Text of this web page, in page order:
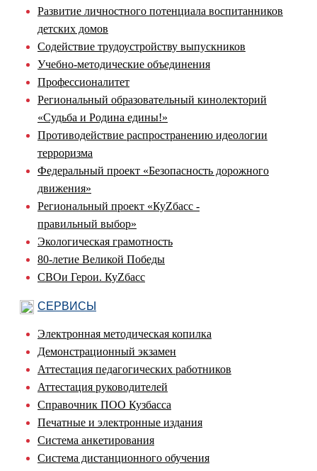
Развитие личностного потенциала воспитанников
детских домов
Содействие трудоустройству выпускников
Учебно-методические объединения
Профессионалитет
Региональный образовательный кинолекторий
«Судьба и Родина едины!»
Противодействие распространению идеологии
терроризма
Федеральный проект «Безопасность дорожного
движения»
Региональный проект «КуZбасс -
правильный выбор»
Экологическая грамотность
80-летие Великой Победы
СВОи Герои. КуZбасс
СЕРВИСЫ
Электронная методическая копилка
Демонстрационный экзамен
Аттестация педагогических работников
Аттестация руководителей
Справочник ПОО Кузбасса
Печатные и электронные издания
Система анкетирования
Система дистанционного обучения